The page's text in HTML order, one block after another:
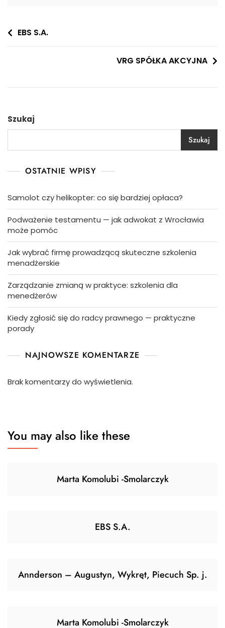
Nawigacja
EBS S.A.
VRG SPÓŁKA AKCYJNA
Szukaj
Szukaj
OSTATNIE WPISY
Samolot czy helikopter: co się bardziej opłaca?
Podważenie testamentu — jak adwokat z Wrocławia
może pomóc
Jak wybrać firmę prowadzącą skuteczne szkolenia
menadżerskie
Zarządzanie zmianą w praktyce: szkolenia dla
menedżerów
Kiedy zgłosić się do radcy prawnego — praktyczne
porady
NAJNOWSZE KOMENTARZE
Brak komentarzy do wyświetlenia.
You may also like these
Marta Komolubi -Smolarczyk
EBS S.A.
Annderson – Augustyn, Wykręt, Piecuch Sp. j.
Marta Komolubi -Smolarczyk